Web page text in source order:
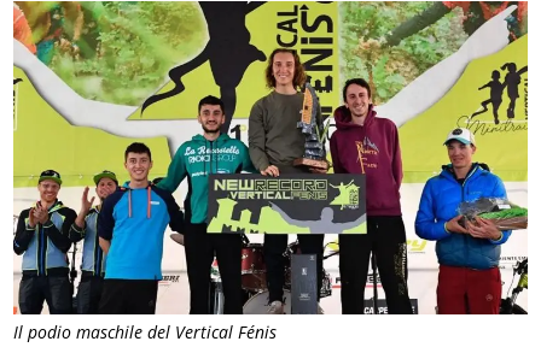
Il podio maschile del Vertical Fénis